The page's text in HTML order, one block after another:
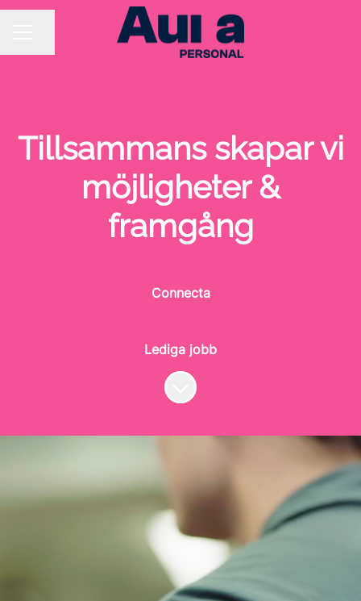
Tillsammans skapar vi
möjligheter &
framgång
Connecta
Lediga jobb
Skrolla för mer innehåll
Välkommen till en
värld av möjligheter!
Som kandidat eller medarbetare hos oss